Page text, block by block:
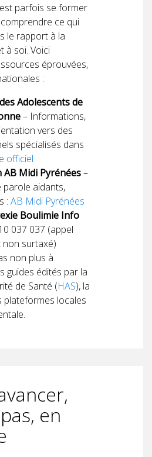
parfois se former
ce qui
le rapport à la
à soi. Voici
éprouvées,
:
Adolescents de
– Informations,
vers des
spécialisés dans
officiel
AB Midi Pyrénées–
parole aidants,
: AB Midi Pyrénées
Boulimie Info
037 037 (appel
non surtaxé)
non plus à
guides édités par la
de Santé (HAS), la
plateformes locales
en